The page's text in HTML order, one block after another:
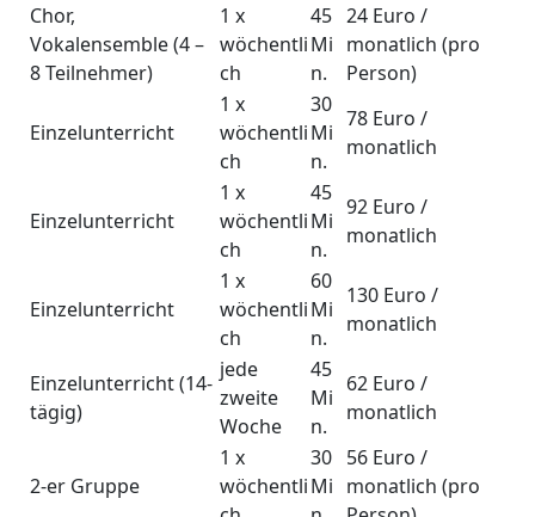
Chor,
Vokalensemble (4 –
8 Teilnehmer)
1 x
wöchentli
ch
45
Mi
n.
24 Euro /
monatlich (pro
Person)
Einzelunterricht
1 x
wöchentli
ch
30
Mi
n.
78 Euro /
monatlich
Einzelunterricht
1 x
wöchentli
ch
45
Mi
n.
92 Euro /
monatlich
Einzelunterricht
1 x
wöchentli
ch
60
Mi
n.
130 Euro /
monatlich
Einzelunterricht (14-
tägig)
jede
zweite
Woche
45
Mi
n.
62 Euro /
monatlich
2-er Gruppe
1 x
wöchentli
30
Mi
56 Euro /
monatlich (pro